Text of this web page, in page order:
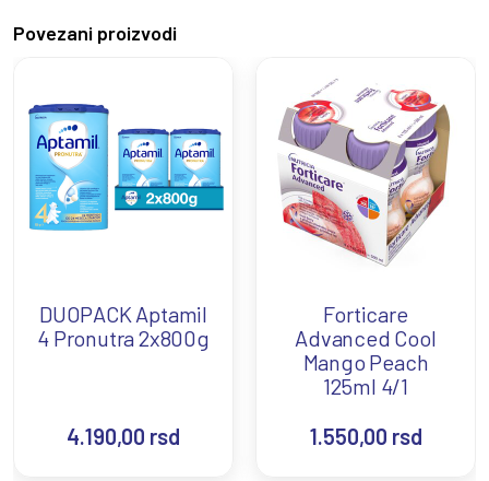
Povezani proizvodi
DUOPACK Aptamil
4 Pronutra 2x800g
4.190,00 rsd
Forticare
Advanced Cool
Mango Peach
125ml 4/1
1.550,00 rsd